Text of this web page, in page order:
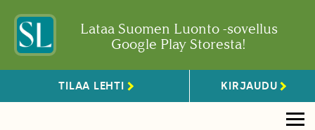
Lataa Suomen Luonto -sovellus
Google Play Storesta!
TILAA LEHTI KIRJAUDU